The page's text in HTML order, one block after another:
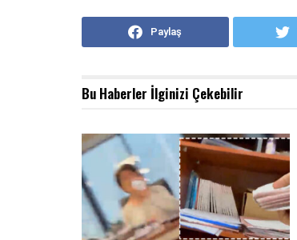
Paylaş
Bu Haberler İlginizi Çekebilir